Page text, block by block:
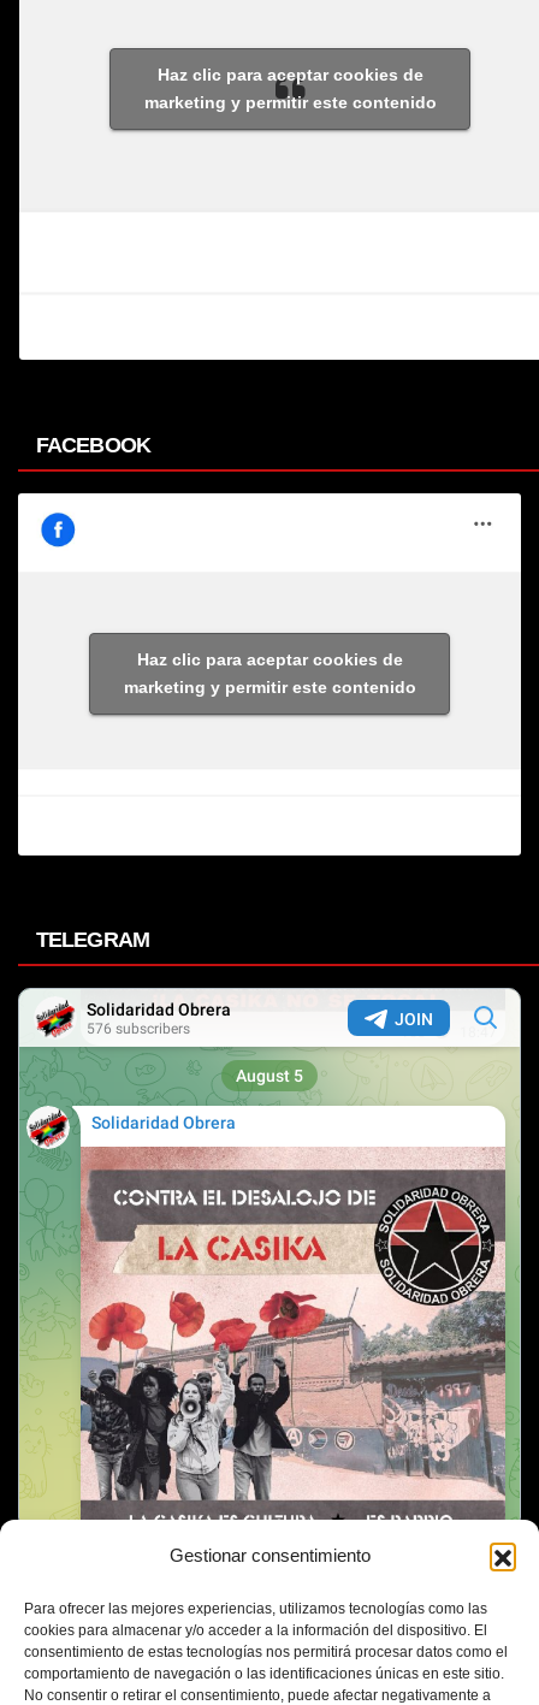
Gestionar consentimiento
Para ofrecer las mejores experiencias, utilizamos tecnologías como las
cookies para almacenar y/o acceder a la información del dispositivo. El
consentimiento de estas tecnologías nos permitirá procesar datos como el
comportamiento de navegación o las identificaciones únicas en este sitio.
No consentir o retirar el consentimiento, puede afectar negativamente a
Haz clic para aceptar cookies de
marketing y permitir este contenido
FACEBOOK
Haz clic para aceptar cookies de
marketing y permitir este contenido
TELEGRAM